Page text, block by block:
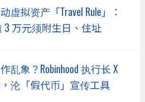
虚拟资产「Travel Rule」：
3 万元须附生日、住址
乱象？Robinhood 执行长 X
沦「假代币」宣传工具